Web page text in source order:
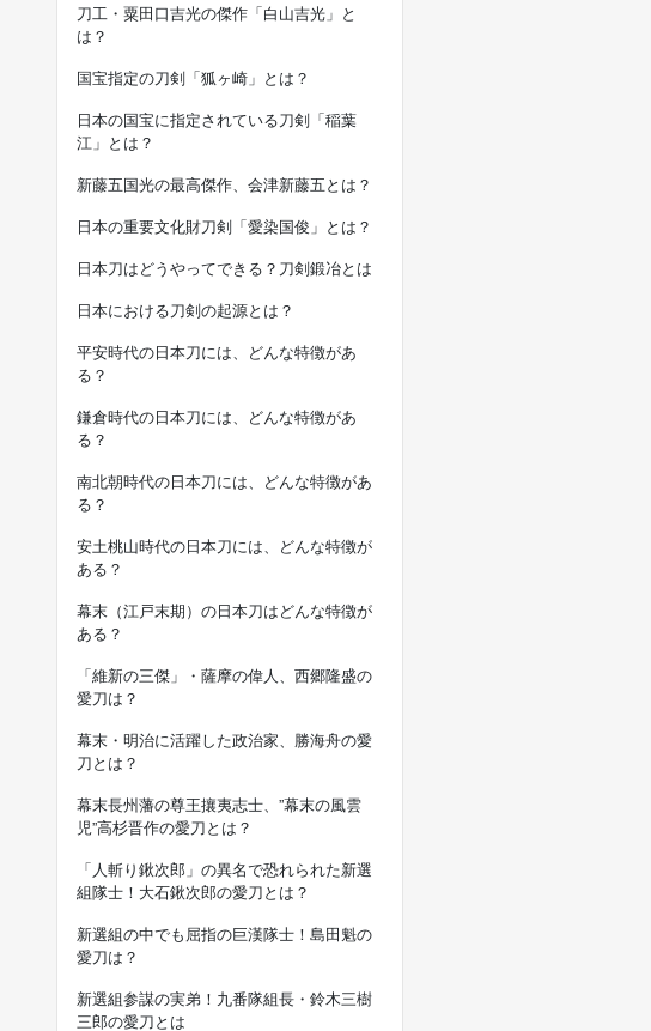
刀工・粟田口吉光の傑作「白山吉光」と
は？
国宝指定の刀剣「狐ヶ崎」とは？
日本の国宝に指定されている刀剣「稲葉
江」とは？
新藤五国光の最高傑作、会津新藤五とは？
日本の重要文化財刀剣「愛染国俊」とは？
日本刀はどうやってできる？刀剣鍛冶とは
日本における刀剣の起源とは？
平安時代の日本刀には、どんな特徴があ
る？
鎌倉時代の日本刀には、どんな特徴があ
る？
南北朝時代の日本刀には、どんな特徴があ
る？
安土桃山時代の日本刀には、どんな特徴が
ある？
幕末（江戸末期）の日本刀はどんな特徴が
ある？
「維新の三傑」・薩摩の偉人、西郷隆盛の
愛刀は？
幕末・明治に活躍した政治家、勝海舟の愛
刀とは？
幕末長州藩の尊王攘夷志士、”幕末の風雲
児”高杉晋作の愛刀とは？
「人斬り鍬次郎」の異名で恐れられた新選
組隊士！大石鍬次郎の愛刀とは？
新選組の中でも屈指の巨漢隊士！島田魁の
愛刀は？
新選組参謀の実弟！九番隊組長・鈴木三樹
三郎の愛刀とは